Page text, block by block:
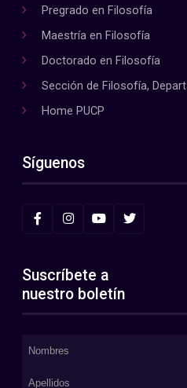
Pregrado en Filosofía
Maestría en Filosofía
Doctorado en Filosofía
Sección de Filosofía,
Home PUCP
Síguenos
Suscríbete a
nuestro boletín